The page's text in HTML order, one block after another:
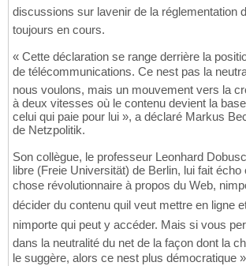
discussions sur lavenir de la réglementation
toujours en cours.
« Cette déclaration se range derrière la
de télécommunications. Ce nest pas la
nous voulons, mais un mouvement vers la
à deux vitesses où le contenu devient la
celui qui paie pour lui », a déclaré Markus
de Netzpolitik.
Son collègue, le professeur Leonhard
libre (Freie Universität) de Berlin, lui fait écho
chose révolutionnaire à propos du Web,
décider du contenu quil veut mettre en ligne
nimporte qui peut y accéder. Mais si vous
dans la neutralité du net de la façon dont la
le suggère, alors ce nest plus démocratique